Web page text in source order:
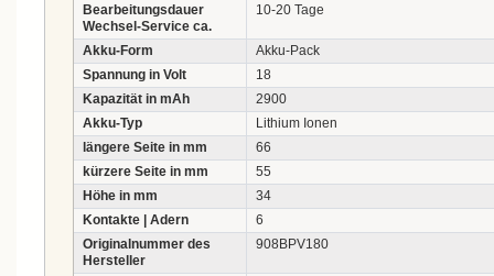
Bearbeitungsdauer
Wechsel-Service ca.
10-20 Tage
Akku-Form
Akku-Pack
Spannung in Volt
18
Kapazität in mAh
2900
Akku-Typ
Lithium Ionen
längere Seite in mm
66
kürzere Seite in mm
55
Höhe in mm
34
Kontakte | Adern
6
Originalnummer des
Hersteller
908BPV180